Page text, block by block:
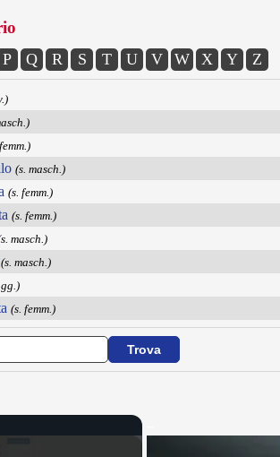
P Q R S T U V W X Y Z
(s. masch.)
(s. femm.)
(s. femm.)
masch.)
(s. masch.)
(s. femm.)